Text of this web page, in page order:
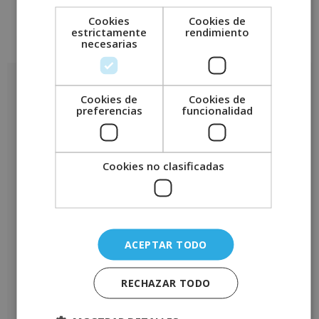
Valoraciones (0)
Valoraciones
No hay valoraciones aún.
Sé el primero en valorar “Máster en eLearning, Gestión de la
Formación y Subvenciones – CON ESTANCIAS FORMATIVAS
Cookies
estrictamente
necesarias
Cookies de
rendimiento
Cookies de
preferencias
Cookies de
funcionalidad
Cookies no clasificadas
ACEPTAR TODO
RECHAZAR TODO